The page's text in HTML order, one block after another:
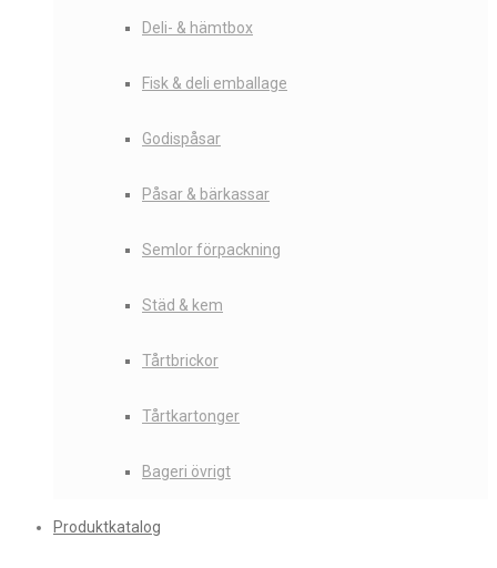
Deli- & hämtbox
Fisk & deli emballage
Godispåsar
Påsar & bärkassar
Semlor förpackning
Städ & kem
Tårtbrickor
Tårtkartonger
Bageri övrigt
Produktkatalog